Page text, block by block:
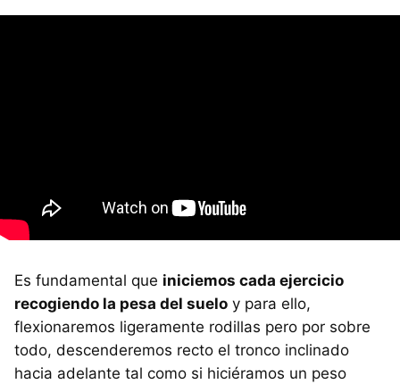
Es fundamental que iniciemos cada ejercicio
recogiendo la pesa del suelo y para ello,
flexionaremos ligeramente rodillas pero por sobre
todo, descenderemos recto el tronco inclinado
hacia adelante tal como si hiciéramos un peso